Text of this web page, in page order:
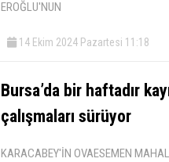
EROĞLU'NUN
14 Ekim 2024 Pazartesi 11:18
Bursa’da bir haftadır
çalışmaları sürüyor
KARACABEY'İN OVAESEMEN